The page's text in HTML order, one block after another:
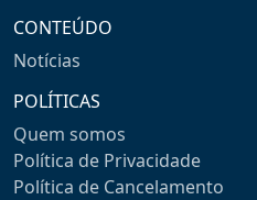
CONTEÚDO
Notícias
POLÍTICAS
Quem somos
Política de Privacidade
Política de Cancelamento